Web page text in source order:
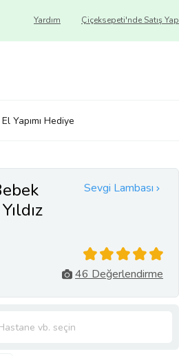
Çiçeksepeti'nde Satış Yap
Yardım
El Yapımı Hediye
Sevgi Lambası
46 Değerlendirme